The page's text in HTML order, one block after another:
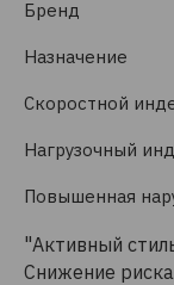
Бренд
Назначение
Скоростной
Нагрузочный
Повышенная
"Активный
Снижение